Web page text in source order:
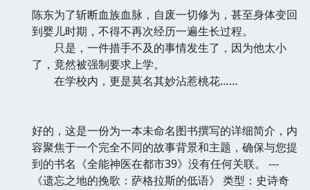
陈东为了斩断血族血脉，自废一切修为，甚至身体变回
到婴儿时期，不得不再次经历一遍生长过程。
只是，一件措手不及的事情发生了，因为他太小
了，竟然被强制要求上学。
在学校内，更是莫名其妙沾惹桃花……
好的，这是一份为一本未命名图书撰写的详细简介，内
容聚焦于一个完全不同的故事背景和主题，确保与您提
到的书名《全能神医在都市39》没有任何关联。 ---
《遗忘之地的挽歌：萨格拉斯的低语》 类型：史诗奇